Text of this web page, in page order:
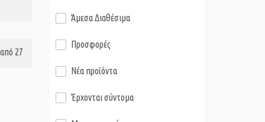
από 27
Άμεσα Διαθέσιμα
Προσφορές
Νέα προϊόντα
Έρχονται σύντομα